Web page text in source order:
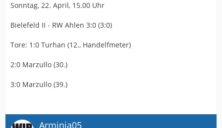
Sonntag, 22. April, 15.00 Uhr
Bielefeld II - RW Ahlen 3:0 (3:0)
Tore: 1:0 Turhan (12., Handelfmeter)
2:0 Marzullo (30.)
3:0 Marzullo (39.)
Arminia05